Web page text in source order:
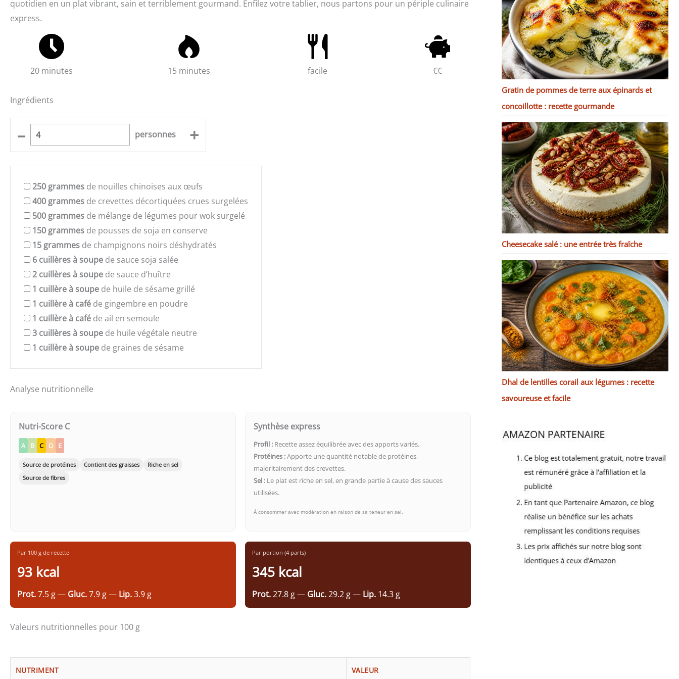
quotidien en un plat vibrant, sain et terriblement gourmand. Enfilez votre tablier, nous partons pour un périple culinaire
express.
20 minutes 15 minutes facile €€
Ingrédients
– personnes +
250 grammes de nouilles chinoises aux œufs
400 grammes de crevettes décortiquées crues surgelées
500 grammes de mélange de légumes pour wok surgelé
150 grammes de pousses de soja en conserve
15 grammes de champignons noirs déshydratés
6 cuillères à soupe de sauce soja salée
2 cuillères à soupe de sauce d’huître
1 cuillère à soupe de huile de sésame grillé
1 cuillère à café de gingembre en poudre
1 cuillère à café de ail en semoule
3 cuillères à soupe de huile végétale neutre
1 cuillère à soupe de graines de sésame
Analyse nutritionnelle
Nutri-Score C
A B C D E
Source de protéines Contient des graisses
Riche en sel
Source de fibres
Synthèse express
Profil : Recette assez équilibrée avec des apports variés.
Protéines :Apporte une quantité notable de protéines,
majoritairement des crevettes.
Sel : Le plat est riche en sel, en grande partie à cause des sauces
utilisées.
À consommer avec modération en raison de sa teneur en sel.
Par 100 g de recette
93 kcal
Prot.7.5 g — Gluc.7.9 g — Lip.3.9 g
Par portion (4 parts)
345 kcal
Prot.27.8 g — Gluc.29.2 g — Lip. 14.3 g
Valeurs nutritionnelles pour 100 g
NUTRIMENT VALEUR
Gratin de pommes de terre aux épinards et
concoillotte : recette gourmande
Cheesecake salé : une entrée très fraîche
Dhal de lentilles corail aux légumes : recette
savoureuse et facile